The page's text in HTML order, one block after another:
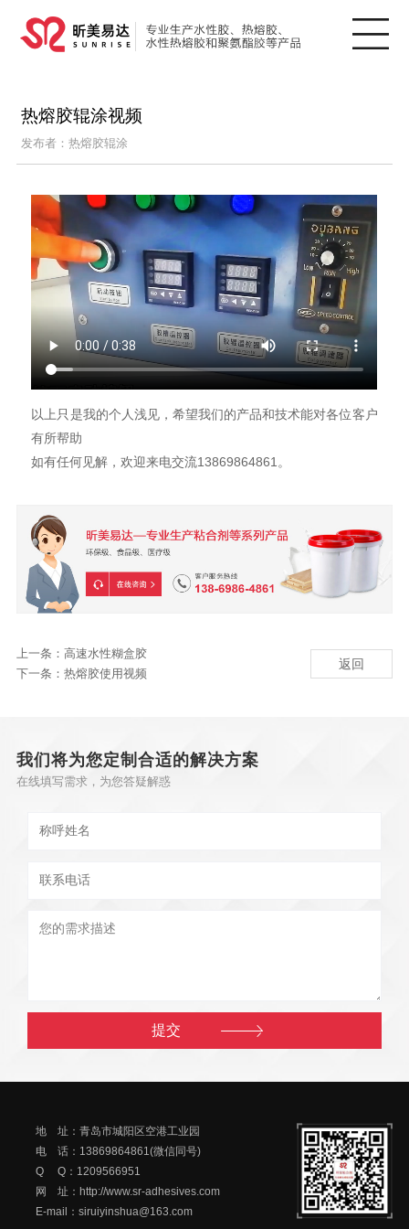
热熔胶辊涂视频
发布者：热熔胶辊涂
以上只是我的个人浅见，希望我们的产品和技术能对各位客户
有所帮助
如有任何见解，欢迎来电交流13869864861。
上一条： 高速水性糊盒胶
下一条： 热熔胶使用视频
返回
我们将为您定制合适的解决方案
在线填写需求，为您答疑解惑
地 址：青岛市城阳区空港工业园
电 话：13869864861(微信同号)
Q Q：1209566951
网 址：http://www.sr-adhesives.com
E-mail：siruiyinshua@163.com